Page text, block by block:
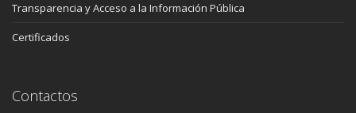
Transparencia y Acceso a la Información Pública
Certificados
Contactos